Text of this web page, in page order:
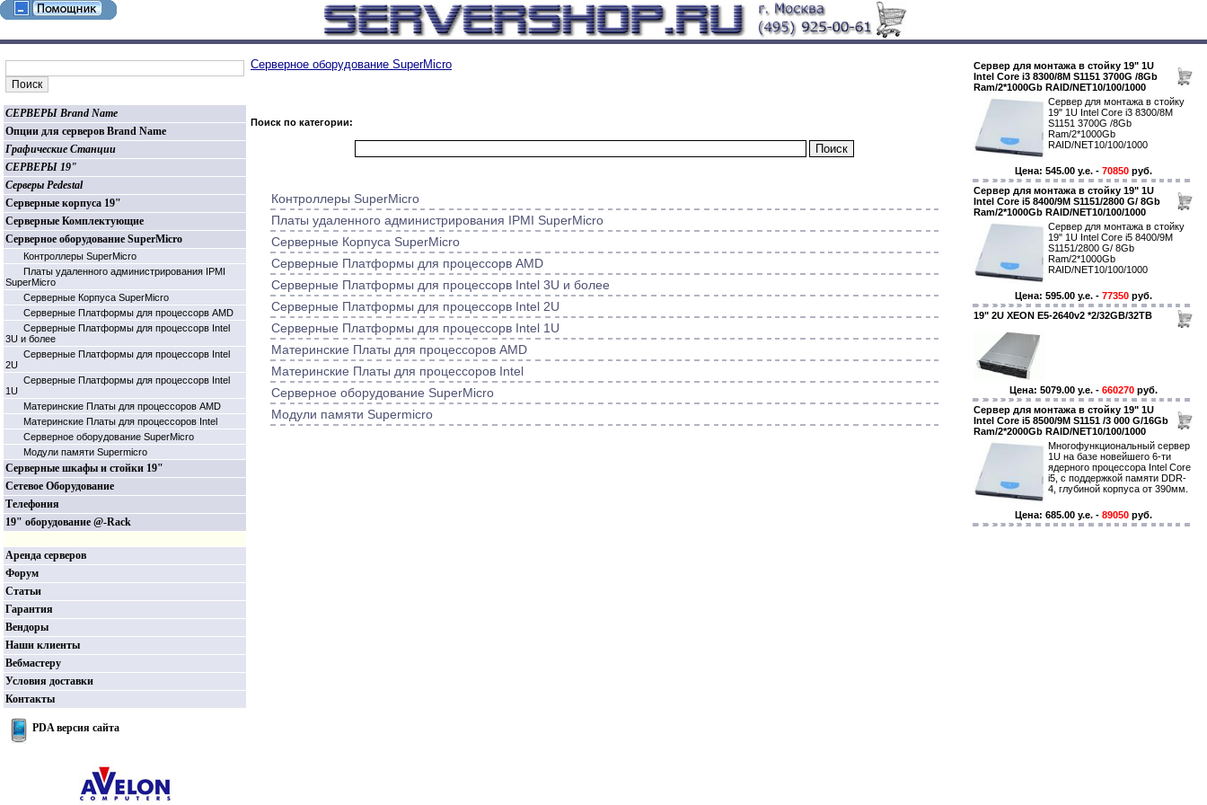
СЕРВЕРЫ Brand Name
Опции для серверов Brand Name
Графические Станции
СЕРВЕРЫ 19"
Серверы Pedestal
Серверные корпуса 19"
Серверные Комплектующие
Серверное оборудование SuperMicro
Контроллеры SuperMicro
Платы удаленного администрирования IPMI
SuperMicro
Серверные Корпуса SuperMicro
Серверные Платформы для процессорв AMD
Серверные Платформы для процессорв Intel
3U и более
Серверные Платформы для процессорв Intel
2U
Серверные Платформы для процессорв Intel
1U
Материнские Платы для процессоров AMD
Материнские Платы для процессоров Intel
Серверное оборудование SuperMicro
Модули памяти Supermicro
Серверные шкафы и стойки 19"
Сетевое Оборудование
Телефония
19" оборудование @-Rack
Аренда серверов
Форум
Статьи
Гарантия
Вендоры
Наши клиенты
Вебмастеру
Условия доставки
Контакты
PDA версия сайта
Серверное оборудование SuperMicro
Поиск по категории:
Контроллеры SuperMicro
Платы удаленного администрирования IPMI SuperMicro
Серверные Корпуса SuperMicro
Серверные Платформы для процессорв AMD
Серверные Платформы для процессорв Intel 3U и более
Серверные Платформы для процессорв Intel 2U
Серверные Платформы для процессорв Intel 1U
Материнские Платы для процессоров AMD
Материнские Платы для процессоров Intel
Серверное оборудование SuperMicro
Модули памяти Supermicro
Сервер для монтажа в стойку 19" 1U
Intel Core i3 8300/8M S1151 3700G /8Gb
Ram/2*1000Gb RAID/NET10/100/1000
Сервер для монтажа в стойку
19" 1U Intel Core i3 8300/8M
S1151 3700G /8Gb
Ram/2*1000Gb
RAID/NET10/100/1000
Цена: 545.00 y.e. - 70850руб.
Сервер для монтажа в стойку 19" 1U
Intel Core i5 8400/9M S1151/2800 G/ 8Gb
Ram/2*1000Gb RAID/NET10/100/1000
Сервер для монтажа в стойку
19" 1U Intel Core i5 8400/9M
S1151/2800 G/ 8Gb
Ram/2*1000Gb
RAID/NET10/100/1000
Цена: 595.00 y.e. - 77350руб.
19" 2U XEON E5-2640v2 *2/32GB/32TB
Цена: 5079.00 y.e. - 660270руб.
Сервер для монтажа в стойку 19" 1U
Intel Core i5 8500/9M S1151 /3 000 G/16Gb
Ram/2*2000Gb RAID/NET10/100/1000
Многофункциональный сервер
1U на базе новейшего 6-ти
ядерного процессора Intel Core
i5, с поддержкой памяти DDR-
4, глубиной корпуса от 390мм.
Цена: 685.00 y.e. - 89050руб.